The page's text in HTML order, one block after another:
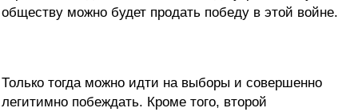
обществу можно будет продать победу в этой войне.
Только тогда можно идти на выборы и совершенно
легитимно побеждать. Кроме того, второй